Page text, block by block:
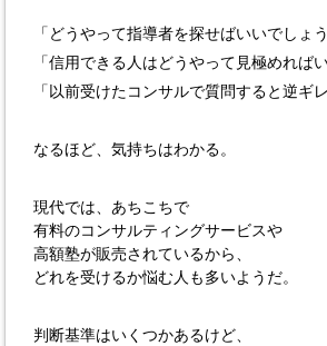
「どうやって指導者を探せばいいでしょう
「信用できる人はどうやって見極めれば
「以前受けたコンサルで質問すると逆ギ
なるほど、気持ちはわかる。
現代では、あちこちで
有料のコンサルティングサービスや
高額塾が販売されているから、
どれを受けるか悩む人も多いようだ。
判断基準はいくつかあるけど、